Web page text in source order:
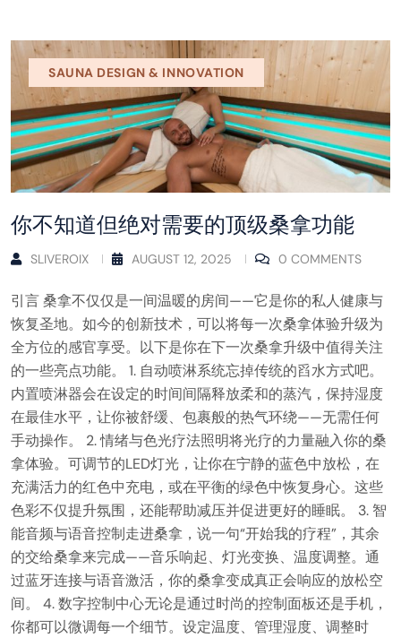
SAUNA DESIGN & INNOVATION
你不知道但绝对需要的顶级桑拿功能
SLIVEROIX AUGUST 12, 2025 0 COMMENTS
引言 桑拿不仅仅是一间温暖的房间——它是你的私人健康与
恢复圣地。如今的创新技术，可以将每一次桑拿体验升级为
全方位的感官享受。以下是你在下一次桑拿升级中值得关注
的一些亮点功能。 1. 自动喷淋系统忘掉传统的舀水方式吧。
内置喷淋器会在设定的时间间隔释放柔和的蒸汽，保持湿度
在最佳水平，让你被舒缓、包裹般的热气环绕——无需任何
手动操作。 2. 情绪与色光疗法照明将光疗的力量融入你的桑
拿体验。可调节的LED灯光，让你在宁静的蓝色中放松，在
充满活力的红色中充电，或在平衡的绿色中恢复身心。这些
色彩不仅提升氛围，还能帮助减压并促进更好的睡眠。 3. 智
能音频与语音控制走进桑拿，说一句“开始我的疗程”，其余
的交给桑拿来完成——音乐响起、灯光变换、温度调整。通
过蓝牙连接与语音激活，你的桑拿变成真正会响应的放松空
间。 4. 数字控制中心无论是通过时尚的控制面板还是手机，
你都可以微调每一个细节。设定温度、管理湿度、调整时